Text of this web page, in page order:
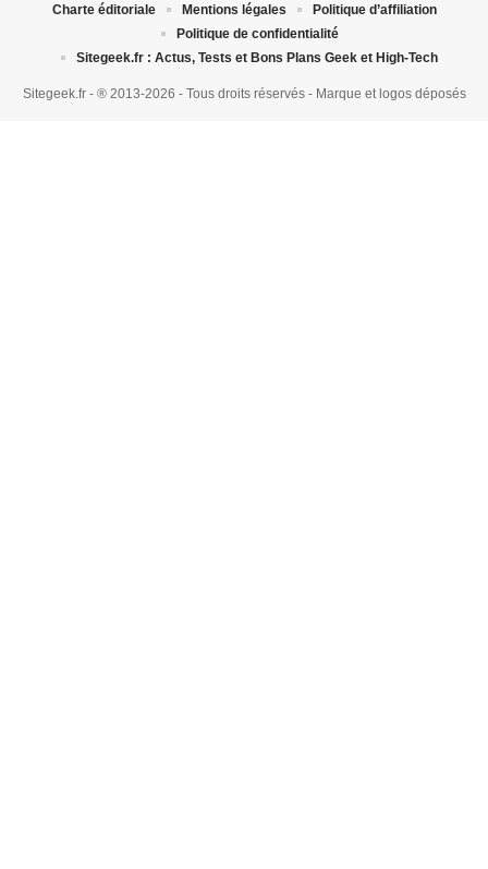
Sitegeek.fr - ® 2013-2026 - Tous droits réservés - Marque et logos déposés
Charte éditoriale Mentions légales
Politique d’affiliation
Politique de confidentialité
Sitegeek.fr : Actus, Tests et Bons Plans Geek et High-Tech